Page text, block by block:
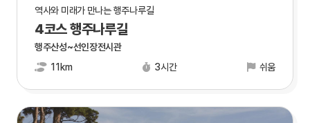
역사와 미래가 만나는 행주나루길
4코스 행주나루길
행주산성~선인장전시관
11km
3시간 쉬움